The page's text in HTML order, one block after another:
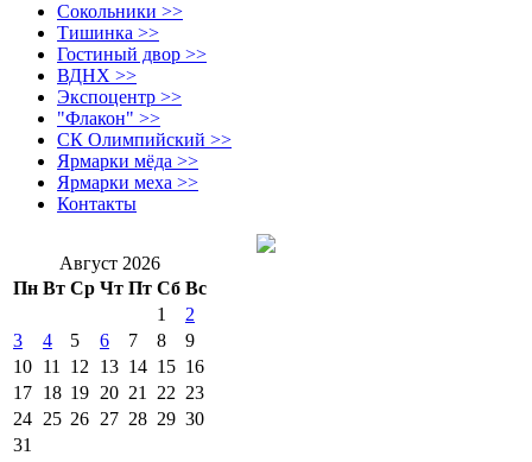
Сокольники >>
Тишинка >>
Гостиный двор >>
ВДНХ >>
Экспоцентр >>
"Флакон" >>
СК Олимпийский >>
Ярмарки мёда >>
Ярмарки меха >>
Контакты
Август 2026
Пн Вт Ср Чт Пт Сб Вс
1
2
3
4 5 6 7 8
9
10 11 12 13 14 15 16
17 18 19 20 21 22 23
24 25 26 27 28 29 30
31